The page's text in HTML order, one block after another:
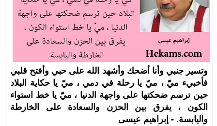
وتسير جنبي وأنا أضحك وأشهد الله على حبي وأفتح قلبي
فأخبيء ميّ ، ميّ يا رحلة في دمي ، ميّ يا حكاية البلاد
حين ترسم ضحكتها على واجهة الدنيا ، ميّ يا خط استواء
الكون ، يفرق بين الحزن والسعادة على الخارطة
واليابسة. - إبراهيم عيسى